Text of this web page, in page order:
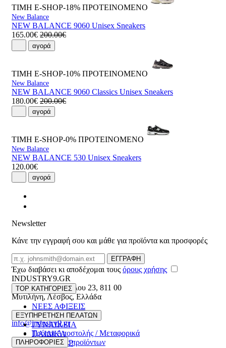
ΤΙΜΗ E-SHOP-18% ΠΡΟΤΕΙΝΟΜΕΝΟ
New Balance
NEW BALANCE 9060 Unisex Sneakers
165.00€ 200.00€
αγορά
ΤΙΜΗ E-SHOP-10% ΠΡΟΤΕΙΝΟΜΕΝΟ
New Balance
NEW BALANCE 9060 Classics Unisex Sneakers
180.00€ 200.00€
αγορά
ΤΙΜΗ E-SHOP-0% ΠΡΟΤΕΙΝΟΜΕΝΟ
New Balance
NEW BALANCE 530 Unisex Sneakers
120.00€
αγορά
Newsletter
Κάνε την εγγραφή σου και μάθε για προϊόντα και προσφορές
Email
ΕΓΓΡΑΦΗ
Έχω διαβάσει κι αποδέχομαι τους όρους χρήσης
INDUSTRY9.GR
Ελευθέριου Βενιζέλου 23, 811 00
Μυτιλήνη,Λέσβος,Ελλάδα
22510 55629
info@industry9.gr
TOP ΚΑΤΗΓΟΡΙΕΣ
ΝΕΕΣ ΑΦΙΞΕΙΣ
ΑΝΔΡΙΚΑ
ΓΥΝΑΙΚΕΙΑ
ΠΑΙΔΙΚΑ
ΑΞΕΣΟΥΑΡ
ΕΞΥΠΗΡΕΤΗΣΗ ΠΕΛΑΤΩΝ
Τρόποι Αποστολής / Μεταφορικά
Επιστροφές προϊόντων
ΠΛΗΡΟΦΟΡΙΕΣ